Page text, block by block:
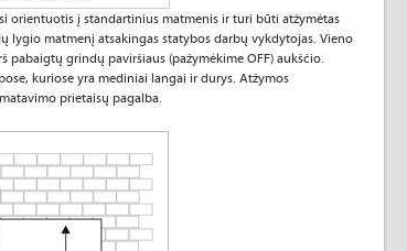
orientuotis į standartinius matmenis ir turi būti atžymėtas
lygio matmenį atsakingas statybos darbų vykdytojas. Vieno
pabaigtų grindų paviršiaus (pažymėkime OFF) aukščio.
kuriose yra mediniai langai ir durys. Atžymos
prietaisų pagalba.